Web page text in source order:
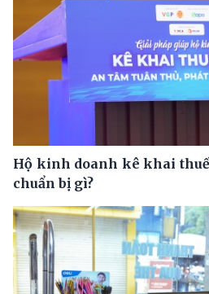
Hộ kinh doanh kê khai
chuẩn bị gì?